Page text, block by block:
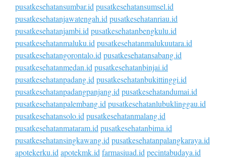
pusatkesehatansumbar.id pusatkesehatansumsel.id
pusatkesehatanjawatengah.id pusatkesehatanriau.id
pusatkesehatanjambi.id pusatkesehatanbengkulu.id
pusatkesehatanmaluku.id pusatkesehatanmalukuutara.id
pusatkesehatangorontalo.id pusatkesehatansabang.id
pusatkesehatanmedan.id pusatkesehatanbinjai.id
pusatkesehatanpadang.id pusatkesehatanbukittinggi.id
pusatkesehatanpadangpanjang.id pusatkesehatandumai.id
pusatkesehatanpalembang.id pusatkesehatanlubuklinggau.id
pusatkesehatansolo.id pusatkesehatanmalang.id
pusatkesehatanmataram.id pusatkesehatanbima.id
pusatkesehatansingkawang.id pusatkesehatanpalangkaraya.id
apotekerku.id apotekmk.id farmasiuad.id pecintabudaya.id